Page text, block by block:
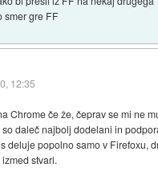
smer gre FF
12:35
Chrome če že, čeprav se mi ne
daleč najbolj dodelani in
deluje popolno samo v Firefoxu,
stvari.